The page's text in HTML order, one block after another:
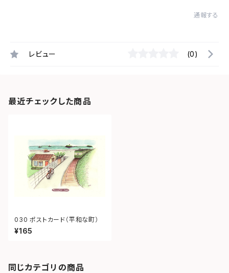
通報する
レビュー (0)
最近チェックした商品
030 ポストカード（平和な町）
¥165
同じカテゴリの商品